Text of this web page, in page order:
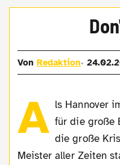
VonRedaktion
A ls Hannover
für die große
die große
Meister aller Zeiten